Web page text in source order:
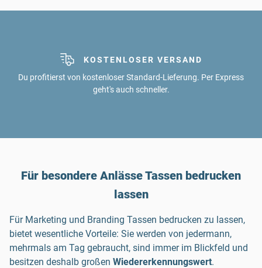
KOSTENLOSER VERSAND
Du profitierst von kostenloser Standard-Lieferung. Per Express
geht's auch schneller.
Für besondere Anlässe Tassen bedrucken
lassen
Für Marketing und Branding Tassen bedrucken zu lassen,
bietet wesentliche Vorteile: Sie werden von jedermann,
mehrmals am Tag gebraucht, sind immer im Blickfeld und
besitzen deshalb großen Wiedererkennungswert.